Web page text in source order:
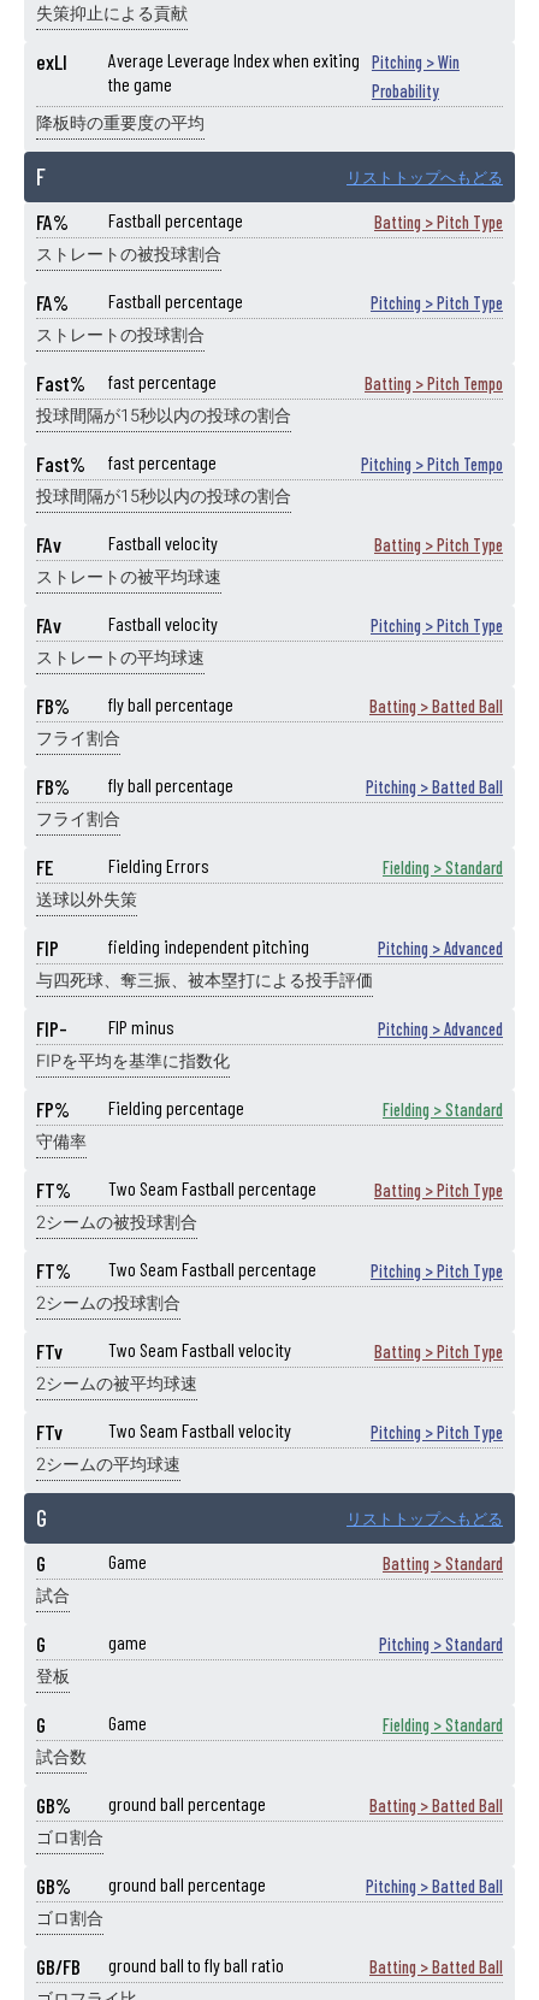
失策抑止による貢献
exLI
Average Leverage Index when exiting
the game
Pitching > Win
Probability
降板時の重要度の平均
F リストトップへもどる
FA% Fastball percentage Batting > Pitch Type
ストレートの被投球割合
FA% Fastball percentage Pitching > Pitch Type
ストレートの投球割合
Fast% fast percentage Batting > Pitch Tempo
投球間隔が15秒以内の投球の割合
Fast% fast percentage Pitching > Pitch Tempo
投球間隔が15秒以内の投球の割合
FAv Fastball velocity Batting > Pitch Type
ストレートの被平均球速
FAv Fastball velocity Pitching > Pitch Type
ストレートの平均球速
FB% fly ball percentage Batting > Batted Ball
フライ割合
FB% fly ball percentage Pitching > Batted Ball
フライ割合
FE Fielding Errors Fielding > Standard
送球以外失策
FIP fielding independent pitching Pitching > Advanced
与四死球、奪三振、被本塁打による投手評価
FIP- FIP minus Pitching > Advanced
FIPを平均を基準に指数化
FP% Fielding percentage Fielding > Standard
守備率
FT% Two Seam Fastball percentage Batting > Pitch Type
2シームの被投球割合
FT% Two Seam Fastball percentage Pitching > Pitch Type
2シームの投球割合
FTv Two Seam Fastball velocity Batting > Pitch Type
2シームの被平均球速
FTv Two Seam Fastball velocity Pitching > Pitch Type
2シームの平均球速
G リストトップへもどる
G Game Batting > Standard
試合
G game Pitching > Standard
登板
G Game Fielding > Standard
試合数
GB% ground ball percentage Batting > Batted Ball
ゴロ割合
GB% ground ball percentage Pitching > Batted Ball
ゴロ割合
GB/FB ground ball to fly ball ratio Batting > Batted Ball